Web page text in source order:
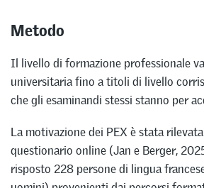
Metodo
Il livello di formazione professionale
universitaria fino a titoli di livello
che gli esaminandi stessi stanno per
La motivazione dei PEX è stata
questionario online (Jan e Berger,
risposto 228 persone di lingua